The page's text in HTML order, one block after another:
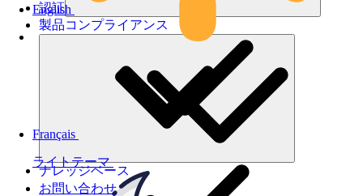
ライトテーマ
English
Français
認証
製品コンプライアンス
ナレッジベース
お問い合わせ